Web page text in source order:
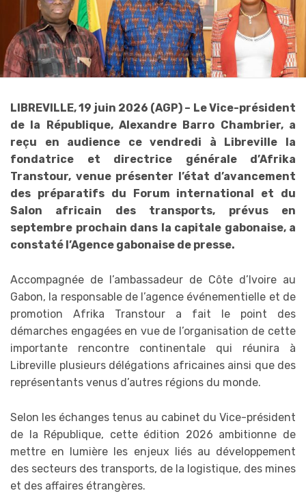
LIBREVILLE, 19 juin 2026 (AGP) – Le Vice-président
de la République, Alexandre Barro Chambrier, a
reçu en audience ce vendredi à Libreville la
fondatrice et directrice générale d’Afrika
Transtour, venue présenter l’état d’avancement
des préparatifs du Forum international et du
Salon africain des transports, prévus en
septembre prochain dans la capitale gabonaise, a
constaté l’Agence gabonaise de presse.
Accompagnée de l’ambassadeur de Côte d’Ivoire au
Gabon, la responsable de l’agence événementielle et de
promotion Afrika Transtour a fait le point des
démarches engagées en vue de l’organisation de cette
importante rencontre continentale qui réunira à
Libreville plusieurs délégations africaines ainsi que des
représentants venus d’autres régions du monde.
Selon les échanges tenus au cabinet du Vice-président
de la République, cette édition 2026 ambitionne de
mettre en lumière les enjeux liés au développement
des secteurs des transports, de la logistique, des mines
et des affaires étrangères.